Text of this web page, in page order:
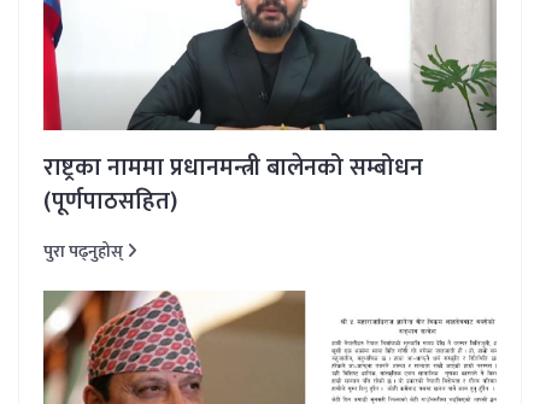
राष्ट्रका नाममा प्रधानमन्त्री बालेनको सम्बोधन
(पूर्णपाठसहित)
पुरा पढ्नुहोस्